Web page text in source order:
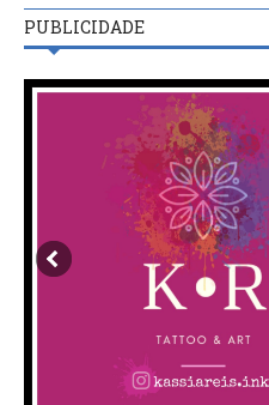
PUBLICIDADE